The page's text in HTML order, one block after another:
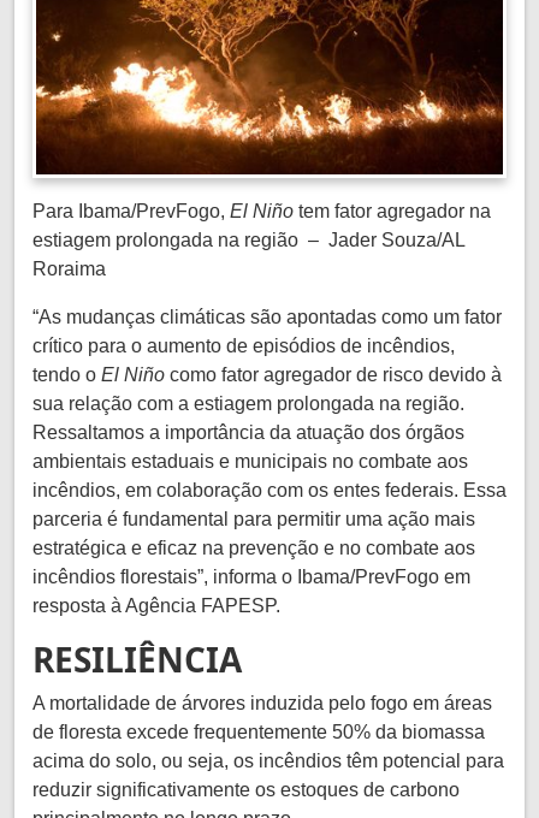
Para Ibama/PrevFogo, El Niño tem fator agregador na
estiagem prolongada na região – Jader Souza/AL
Roraima
“As mudanças climáticas são apontadas como um fator
crítico para o aumento de episódios de incêndios,
tendo o El Niño como fator agregador de risco devido à
sua relação com a estiagem prolongada na região.
Ressaltamos a importância da atuação dos órgãos
ambientais estaduais e municipais no combate aos
incêndios, em colaboração com os entes federais. Essa
parceria é fundamental para permitir uma ação mais
estratégica e eficaz na prevenção e no combate aos
incêndios florestais”, informa o Ibama/PrevFogo em
resposta à Agência FAPESP.
RESILIÊNCIA
A mortalidade de árvores induzida pelo fogo em áreas
de floresta excede frequentemente 50% da biomassa
acima do solo, ou seja, os incêndios têm potencial para
reduzir significativamente os estoques de carbono